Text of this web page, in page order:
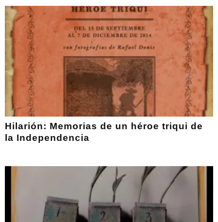
Hilarión: Memorias de un héroe triqui de
la Independencia